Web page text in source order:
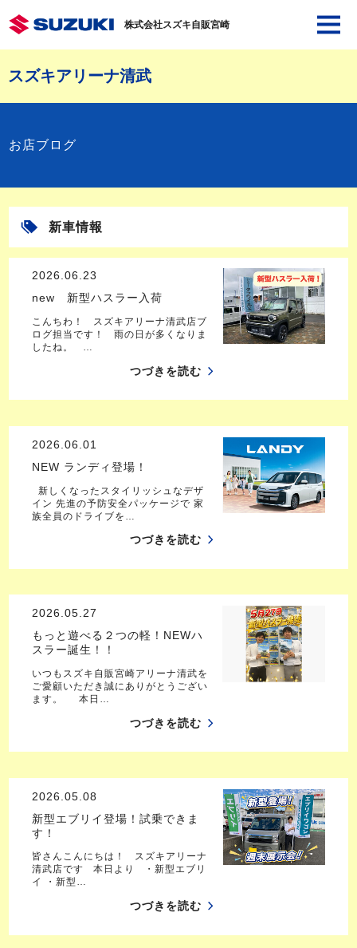
株式会社スズキ自販宮崎
スズキアリーナ清武
お店ブログ
新車情報
2026.06.23
new 新型ハスラー入荷
こんちわ！ スズキアリーナ清武店ブ
ログ担当です！ 雨の日が多くなりま
したね。 …
つづきを読む
2026.06.01
NEW ランディ登場！
新しくなったスタイリッシュなデザ
イン 先進の予防安全パッケージで 家
族全員のドライブを…
つづきを読む
2026.05.27
もっと遊べる２つの軽！NEWハ
スラー誕生！！
いつもスズキ自販宮崎アリーナ清武を
ご愛顧いただき誠にありがとうござい
ます。 本日…
つづきを読む
2026.05.08
新型エブリイ登場！試乗できま
す！
皆さんこんにちは！ スズキアリーナ
清武店です 本日より ・新型エブリ
イ ・新型…
つづきを読む